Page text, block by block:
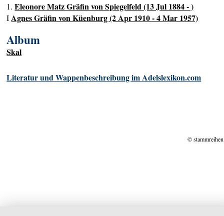
1.Eleonore Matz Gräfin von Spiegelfeld (13 Jul 1884 - )
IAgnes Gräfin von Küenburg (2 Apr 1910 - 4 Mar 1957)
Album
Skal
Literatur und Wappenbeschreibung im Adelslexikon.com
©